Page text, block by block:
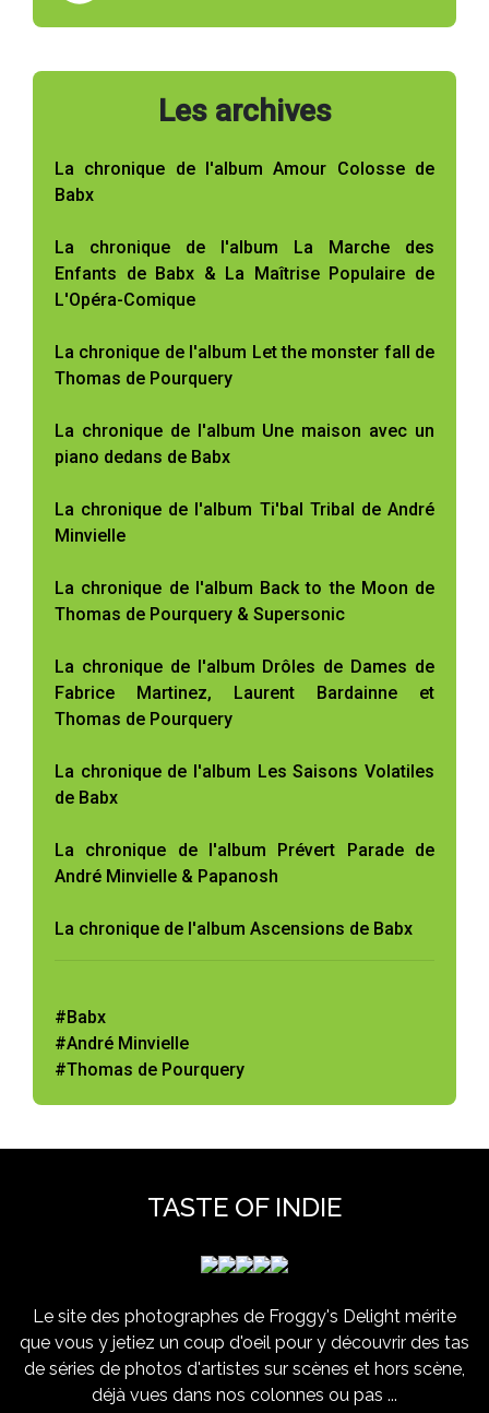
Les archives
La chronique de l'album Amour Colosse de
Babx
La chronique de l'album La Marche des
Enfants de Babx & La Maîtrise Populaire de
L'Opéra-Comique
La chronique de l'album Let the monster fall de
Thomas de Pourquery
La chronique de l'album Une maison avec un
piano dedans de Babx
La chronique de l'album Ti'bal Tribal de André
Minvielle
La chronique de l'album Back to the Moon de
Thomas de Pourquery & Supersonic
La chronique de l'album Drôles de Dames de
Fabrice Martinez, Laurent Bardainne et
Thomas de Pourquery
La chronique de l'album Les Saisons Volatiles
de Babx
La chronique de l'album Prévert Parade de
André Minvielle & Papanosh
La chronique de l'album Ascensions de Babx
#Babx
#André Minvielle
#Thomas de Pourquery
TASTE OF INDIE
Le site des photographes de Froggy's Delight mérite
que vous y jetiez un coup d'oeil pour y découvrir des tas
de séries de photos d'artistes sur scènes et hors scène,
déjà vues dans nos colonnes ou pas ...